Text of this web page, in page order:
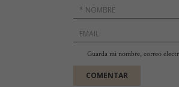
Guarda mi nombre, correo